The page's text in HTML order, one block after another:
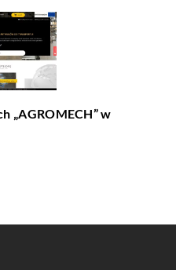
„AGROMECH” w